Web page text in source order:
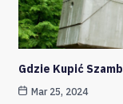
Gdzie Kupić
Mar 25, 2024